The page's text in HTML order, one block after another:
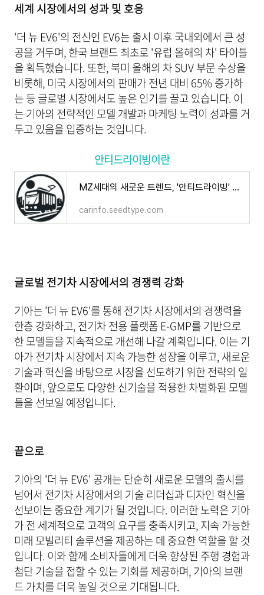
세계 시장에서의 성과 및 호응
'더 뉴 EV6'의 전신인 EV6는 출시 이후 국내외에서 큰 성
공을 거두며, 한국 브랜드 최초로 '유럽 올해의 차' 타이틀
을 획득했습니다. 또한, 북미 올해의 차 SUV 부문 수상을
비롯해, 미국 시장에서의 판매가 전년 대비 65% 증가하
는 등 글로벌 시장에서도 높은 인기를 끌고 있습니다. 이
는 기아의 전략적인 모델 개발과 마케팅 노력이 성과를 거
두고 있음을 입증하는 것입니다.
안티드라이빙이란
MZ세대의 새로운 트렌드, '안티드라이빙' 문화의 확산
carinfo.seedtype.com
글로벌 전기차 시장에서의 경쟁력 강화
기아는 '더 뉴 EV6'를 통해 전기차 시장에서의 경쟁력을
한층 강화하고, 전기차 전용 플랫폼 E-GMP를 기반으로
한 모델들을 지속적으로 개선해 나갈 계획입니다. 이는 기
아가 전기차 시장에서 지속 가능한 성장을 이루고, 새로운
기술과 혁신을 바탕으로 시장을 선도하기 위한 전략의 일
환이며, 앞으로도 다양한 신기술을 적용한 차별화된 모델
들을 선보일 예정입니다.
끝으로
기아의 '더 뉴 EV6' 공개는 단순히 새로운 모델의 출시를
넘어서 전기차 시장에서의 기술 리더십과 디자인 혁신을
선보이는 중요한 계기가 될 것입니다. 이러한 노력은 기아
가 전 세계적으로 고객의 요구를 충족시키고, 지속 가능한
미래 모빌리티 솔루션을 제공하는 데 중요한 역할을 할 것
입니다. 이와 함께 소비자들에게 더욱 향상된 주행 경험과
첨단 기술을 접할 수 있는 기회를 제공하며, 기아의 브랜
드 가치를 더욱 높일 것으로 기대됩니다.